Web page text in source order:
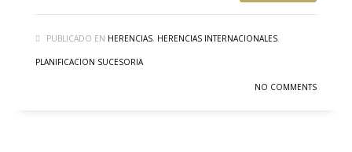
PUBLICADO EN HERENCIAS, HERENCIAS INTERNACIONALES,
PLANIFICACION SUCESORIA
NO COMMENTS